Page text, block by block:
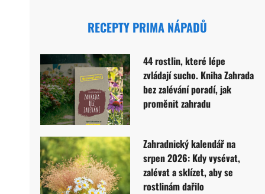
RECEPTY PRIMA NÁPADŮ
44 rostlin, které lépe
zvládají sucho. Kniha Zahrada
bez zalévání poradí, jak
proměnit zahradu
Zahradnický kalendář na
srpen 2026: Kdy vysévat,
zalévat a sklízet, aby se
rostlinám dařilo